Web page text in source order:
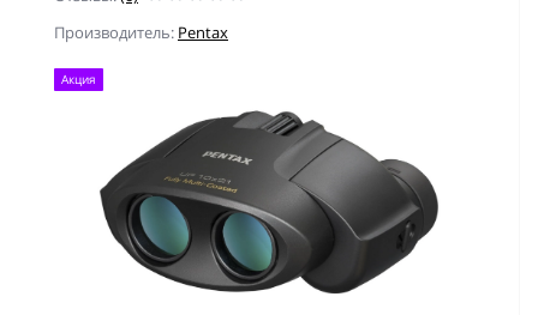
Производитель: Pentax
Акция